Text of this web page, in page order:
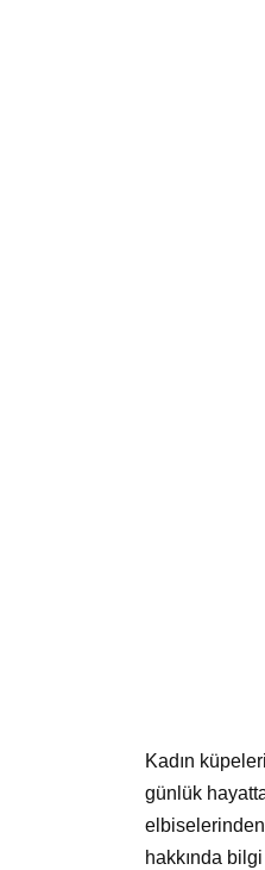
Kadın
günlük
hakkında